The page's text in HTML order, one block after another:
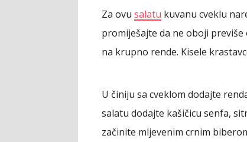
Za ovu salatu kuvanu cveklu
promiješajte da ne oboji
na krupno rende. Kisele
U činiju sa cveklom dodajte
salatu dodajte kašičicu senfa,
začinite mljevenim crnim